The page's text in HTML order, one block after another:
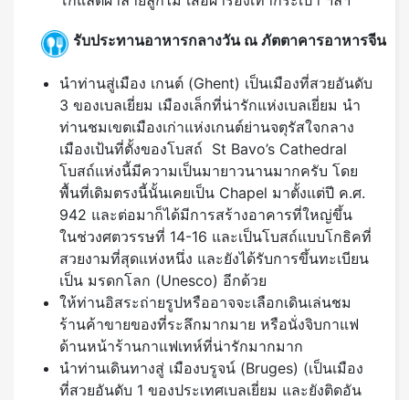
รับประทานอาหารกลางวัน ณ ภัตตาคารอาหารจีน
นำท่านสู่เมือง เกนต์ (Ghent) เป็นเมืองที่สวยอันดับ
3 ของเบลเยี่ยม เมืองเล็กที่น่ารักแห่งเบลเยี่ยม นำ
ท่านชมเขตเมืองเก่าแห่งเกนต์ย่านจตุรัสใจกลาง
เมืองเป้นที่ตั้งของโบสถ์ St Bavo’s Cathedral
โบสถ์แห่งนี้มีความเป็นมายาวนานมากครับ โดย
พื้นที่เดิมตรงนี้นั้นเคยเป็น Chapel มาตั้งแต่ปี ค.ศ.
942 และต่อมาก็ได้มีการสร้างอาคารที่ใหญ่ขึ้น
ในช่วงศตวรรษที่ 14-16 และเป็นโบสถ์แบบโกธิคที่
สวยงามที่สุดแห่งหนึ่ง และยังได้รับการขึ้นทะเบียน
เป็น มรดกโลก (Unesco) อีกด้วย
ให้ท่านอิสระถ่ายรูปหรืออาจจะเลือกเดินเล่นชม
ร้านค้าขายของที่ระลึกมากมาย หรือนั่งจิบกาแฟ
ด้านหน้าร้านกาแฟเทห์ที่น่ารักมากมาก
นำท่านเดินทางสู่ เมืองบรูจน์ (Bruges) (เป็นเมือง
ที่สวยอันดับ 1 ของประเทศเบลเยี่ยม และยังติดอัน